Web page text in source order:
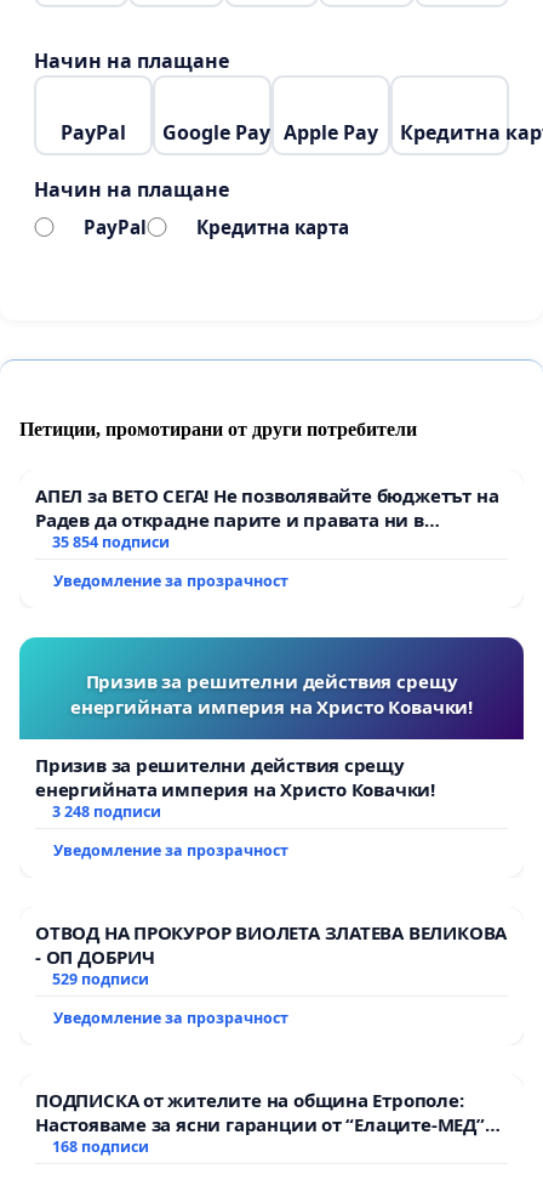
Начин на плащане
PayPal Google Pay Apple Pay Кредитна
Начин на плащане
PayPal Кредитна карта
Петиции, промотирани от други потребители
АПЕЛ за ВЕТО СЕГА! Не позволявайте бюджетът на
Радев да открадне парите и правата ни в
тъмното
35 854 подписи
Уведомление за прозрачност
Призив за решителни действия срещу
енергийната империя на Христо Ковачки!
Призив за решителни действия срещу
енергийната империя на Христо Ковачки!
3 248 подписи
Уведомление за прозрачност
ОТВОД НА ПРОКУРОР ВИОЛЕТА ЗЛАТЕВА ВЕЛИКОВА
- ОП ДОБРИЧ
529 подписи
Уведомление за прозрачност
ПОДПИСКА от жителите на община Етрополе:
Настояваме за ясни гаранции от “Елаците-МЕД”
АД и от държавата, че ще се изпълнят всички
168 подписи